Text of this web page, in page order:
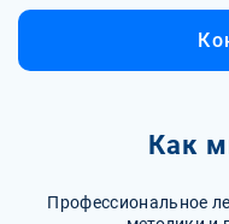
Как
Профессиональное